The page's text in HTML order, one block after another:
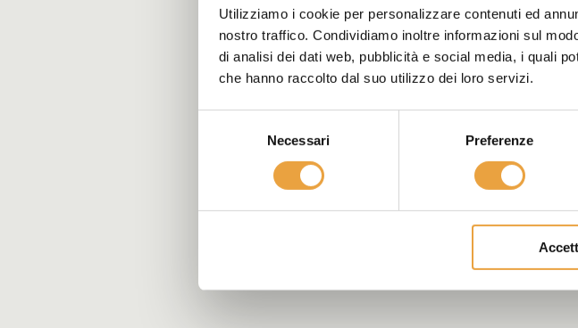
Utilizziamo i cookie per personalizzare contenuti ed
nostro traffico. Condividiamo inoltre informazioni sul
di analisi dei dati web, pubblicità e social media, i quali
che hanno raccolto dal suo utilizzo dei loro servizi.
Necessari Preferenze